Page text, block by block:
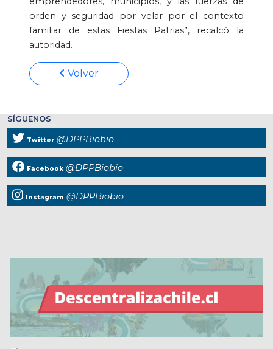
orden y seguridad por velar por el contexto
familiar de estas Fiestas Patrias”, recalcó la
autoridad.
Volver
SÍGUENOS
Twitter @DPPBiobio
Facebook @DPPBiobio
Instagram @DPPBiobio